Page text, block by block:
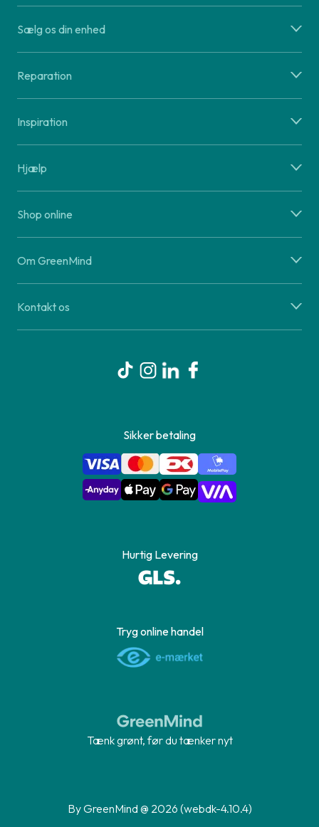
Sælg os din enhed
Reparation
Inspiration
Hjælp
Shop online
Om GreenMind
Kontakt os
Sikker betaling
Hurtig Levering
Tryg online handel
Tænk grønt, før du tænker nyt
By GreenMind @ 2026 (webdk-4.10.4)